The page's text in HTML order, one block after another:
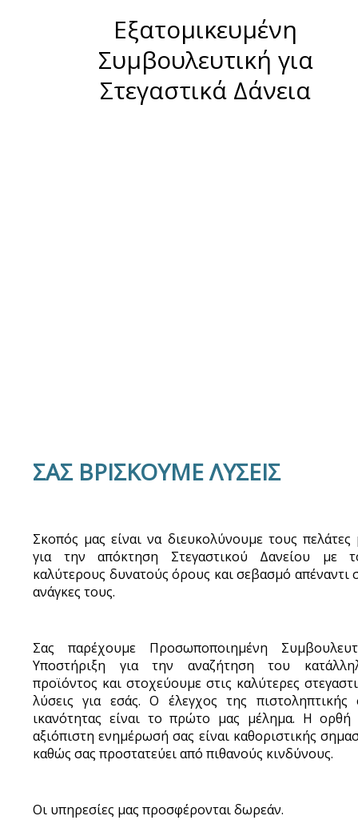
Εξατομικευμένη
Συμβουλευτική για
Στεγαστικά Δάνεια
ΣΑΣ ΒΡΙΣΚΟΥΜΕ ΛΥΣΕΙΣ
Σκοπός μας είναι να διευκολύνουμε τους πελάτες
για την απόκτηση Στεγαστικού Δανείου με
καλύτερους δυνατούς όρους και σεβασμό απέναντι
ανάγκες τους.
Σας παρέχουμε Προσωποποιημένη
Υποστήριξη για την αναζήτηση του
προϊόντος και στοχεύουμε στις καλύτερες
λύσεις για εσάς. Ο έλεγχος της πιστοληπτικής
ικανότητας είναι το πρώτο μας μέλημα. Η ορθή
αξιόπιστη ενημέρωσή σας είναι καθοριστικής
καθώς σας προστατεύει από πιθανούς κινδύνους.
Οι υπηρεσίες μας προσφέρονται δωρεάν.